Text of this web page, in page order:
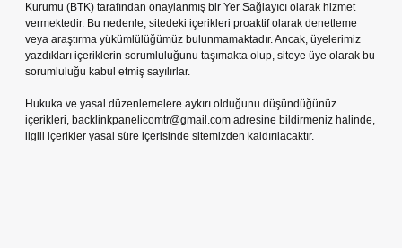
Kurumu (BTK) tarafından onaylanmış bir Yer Sağlayıcı olarak hizmet
vermektedir. Bu nedenle, sitedeki içerikleri proaktif olarak denetleme
veya araştırma yükümlülüğümüz bulunmamaktadır. Ancak, üyelerimiz
yazdıkları içeriklerin sorumluluğunu taşımakta olup, siteye üye olarak bu
sorumluluğu kabul etmiş sayılırlar.
Hukuka ve yasal düzenlemelere aykırı olduğunu düşündüğünüz
içerikleri, backlinkpanelicomtr@gmail.com adresine bildirmeniz halinde,
ilgili içerikler yasal süre içerisinde sitemizden kaldırılacaktır.